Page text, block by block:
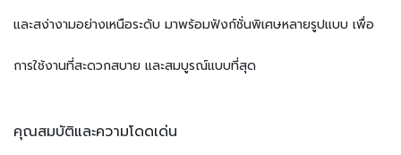
และสง่างามอย่างเหนือระดับ มาพร้อมฟังก์ชั่นพิเศษหลายรูปแบบ เพื่อ
การใช้งานที่สะดวกสบาย และสมบูรณ์แบบที่สุด
คุณสมบัติและความโดดเด่น